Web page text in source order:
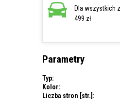
Dla wszystkich
499 zł
Parametry
Typ:
Kolor:
Liczba stron [str.]: